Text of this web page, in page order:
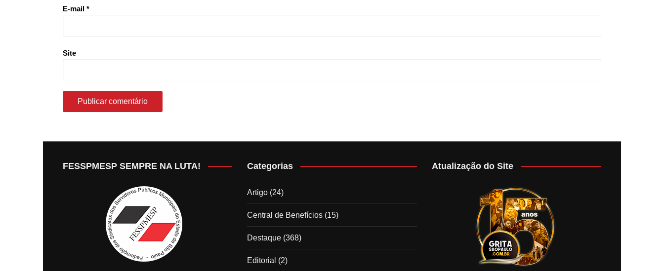
E-mail *
Site
FESSPMESP SEMPRE NA LUTA! Categorias
Artigo (24)
Central de Benefícios (15)
Destaque (368)
Editorial (2)
Atualização do Site